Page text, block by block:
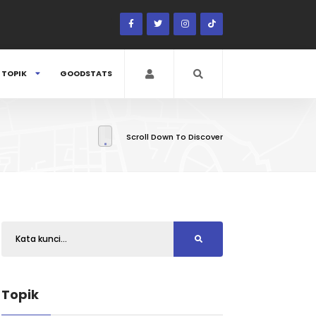
TOPIK GOODSTATS
Scroll Down To Discover
Topik